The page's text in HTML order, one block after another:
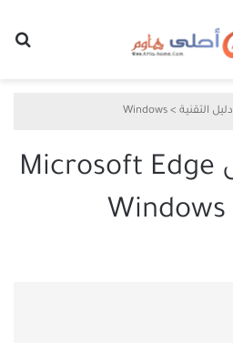
دليل التقنية >
Windows
كيفية تعطيل Microsoft Edge